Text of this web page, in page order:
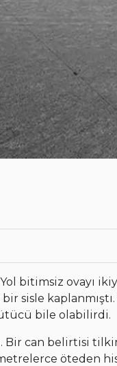
bitimsiz ovayı
sisle
bile olabilirdi.
can belirtisi
öteden